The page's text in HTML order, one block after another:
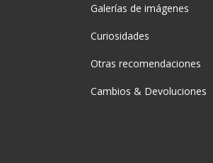
Galerías de imágenes
Curiosidades
Otras recomendaciones
Cambios & Devoluciones